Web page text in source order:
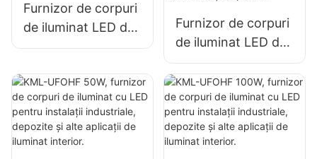
săli de sport și
depozite.
Furnizor de corpuri
de iluminat LED de
100W pentru spații
clădiri industriale și
depozite.
Furnizor de corpuri
de iluminat LED de
100W KML-UFOHA
pentru spații
interioare, cum ar fi
clădiri industriale și
depozite.